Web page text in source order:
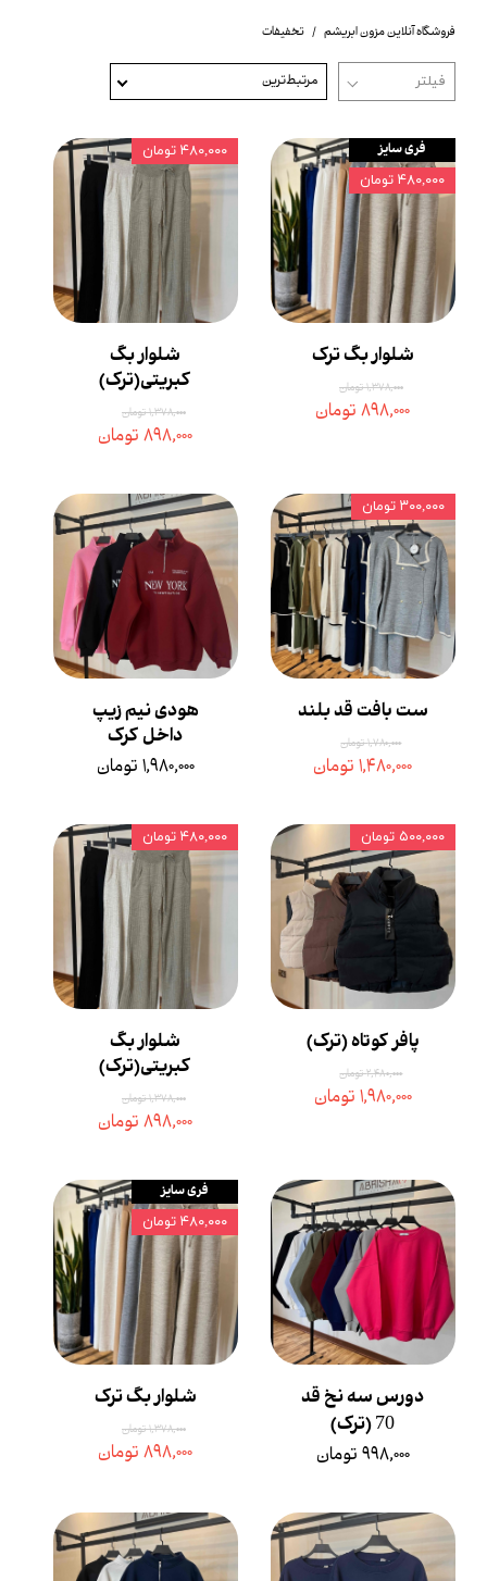
فروشگاه آنلاین مزون ابریشم تخفیفات
مرتبط‌ترین
شلوار بگ ترک
۱,۳۷۸,۰۰۰ تومان
۸۹۸,۰۰۰ تومان
فری سایز
۴۸۰,۰۰۰ تومان
شلوار بگ
کبریتی(ترک)
۱,۳۷۸,۰۰۰ تومان
۸۹۸,۰۰۰ تومان
۴۸۰,۰۰۰ تومان
ست بافت قد بلند
۱,۷۸۰,۰۰۰ تومان
۱,۴۸۰,۰۰۰ تومان
۳۰۰,۰۰۰ تومان
هودی نیم زیپ
داخل کرک
۱,۹۸۰,۰۰۰ تومان
پافر کوتاه (ترک)
۲,۴۸۰,۰۰۰ تومان
۱,۹۸۰,۰۰۰ تومان
۵۰۰,۰۰۰ تومان
شلوار بگ
کبریتی(ترک)
۱,۳۷۸,۰۰۰ تومان
۸۹۸,۰۰۰ تومان
۴۸۰,۰۰۰ تومان
دورس سه نخ قد
70 (ترک)
۹۹۸,۰۰۰ تومان
شلوار بگ ترک
۱,۳۷۸,۰۰۰ تومان
۸۹۸,۰۰۰ تومان
فری سایز
۴۸۰,۰۰۰ تومان